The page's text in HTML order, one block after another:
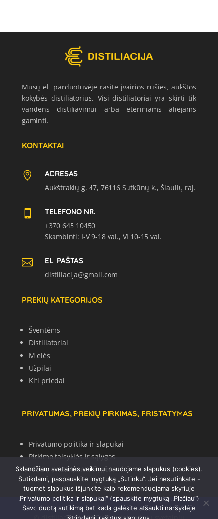
Mūsų el. parduotuvėje rasite įvairios rūšies, aukštos
kokybės distiliatorius. Visi distiliatoriai yra skirti tik
vandens distiliavimui arba eteriniams aliejams
gaminti.
KONTAKTAI

ADRESAS
Aukštrakių g. 47, 76116 Sutkūnų k., Šiaulių raj.

TELEFONO NR.
+370 645 10450
Skambinti: I-V 9-18 val., VI 10-15 val.

EL. PAŠTAS
distiliacija@gmail.com
PREKIŲ KATEGORIJOS
Šventėms
Distiliatoriai
Mielės
Užpilai
Kiti priedai
PRIVATUMAS, PREKIŲ PIRKIMAS, PRISTATYMAS
Privatumo politika ir slapukai
Pirkimo taisyklės ir sąlygos
Prekių pristatymo sąlygos
© distiliacija.lt 2021 | © Internetinių svetainių
Sklandžiam svetainės veikimui naudojame slapukus (cookies).
Sutikdami, paspauskite mygtuką „Sutinku“. Jei nesutinkate -
tuomet slapukus išjunkite kaip rekomenduojama skyriuje
„Privatumo politika ir slapukai“ (spauskite mygtuką „Plačiau“).
Savo duotą sutikimą bet kada galėsite atšaukti naršyklėje